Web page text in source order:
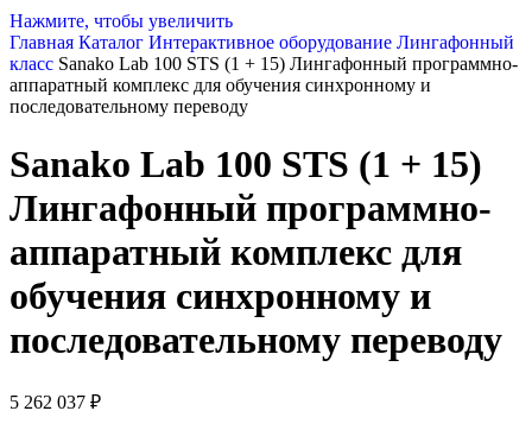
Нажмите, чтобы увеличить
Главная Каталог Интерактивное оборудование Лингафонный
класс Sanako Lab 100 STS (1 + 15) Лингафонный программно-
аппаратный комплекс для обучения синхронному и
последовательному переводу
Sanako Lab 100 STS (1 + 15)
Лингафонный программно-
аппаратный комплекс для
обучения синхронному и
последовательному переводу
5 262 037 ₽